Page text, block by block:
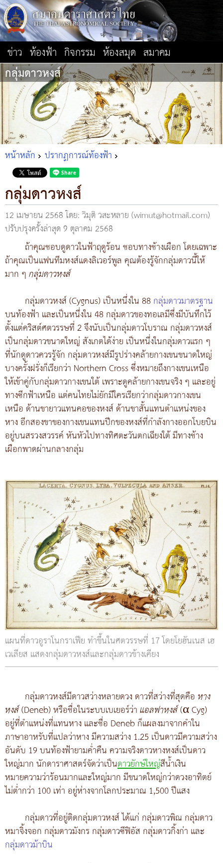
ข่าว ท้องฟ้า กิจกรรม ห้องสมุด สมาคม
กลุ่มดาวหงส์
หน้าหลัก ปรากฏการณ์ท้องฟ้า
กลุ่มดาวหงส์
12 เมษายน 2568โดย: วิมุติ วสะหลาย (wimut@hotmail.com)
ปรับปรุงครั้งล่าสุด 9 ตุลาคม 2568
ถ้าคุณชอบดูดาวในฟ้าฤดูร้อน ชอบทางช้างเผือก โดยเฉพาะ
ถ้าคุณเป็นแฟนทีมหงส์แดงลิเวอร์พูล คุณต้องรู้จักกลุ่มดาวนี้ให้
มาก ๆกลุ่มดาวหงส์
กลุ่มดาวหงส์ (Cygnus) เป็นหนึ่งใน 88กลุ่มดาวมาตรฐาน
บนท้องฟ้า และเป็นหนึ่งใน 48 กลุ่มดาวของทอเลมีซึ่งมีบันทึกไว้
ตั้งแต่คริสต์ศตวรรษที่ 2 จึงนับเป็นกลุ่มดาวโบราณ กลุ่มดาวหงส์
เป็นกลุ่มดาวขนาดใหญ่ สังเกตได้ง่าย เป็นหนึ่งในกลุ่มดาวแรก ๆ
ที่นักดูดาวควรรู้จัก กลุ่มดาวหงส์มีรูปร่างคล้ายกางเขนขนาดใหญ่
บางครั้งฝรั่งก็เรียกว่า Northern Cross ซึ่งหมายถึงกางเขนเหนือ
ให้เข้าคู่กับกลุ่มดาวกางเขนใต้ เพราะดูคล้ายกางเขนจริง ๆ และอยู่
ทางซีกฟ้าเหนือ แต่คนไทยไม่ยักมีใครเรียกว่ากลุ่มดาวกางเขน
เหนือ ด้านขายาวแทนคอของหงส์ ด้านขาสั้นแทนตำแหน่งของ
หาง อีกสองขาของกางเขนแทนปีกของหงส์ที่กำลังกางออกโบยบิน
อยู่บนสรวงสวรรค์ หันหัวไปทางทิศตะวันตกเฉียงใต้ มีทางช้าง
เผือกพาดผ่านกลางกลุ่ม
แผนที่ดาวอูราโนกราเฟีย ทำขึ้นในศตวรรษที่ 17 โดยโยฮันเนส เฮ
เวเลียส แสดงกลุ่มดาวหงส์และกลุ่มดาวข้างเคียง
กลุ่มดาวหงส์มีดาวสว่างหลายดวง ดาวที่สว่างที่สุดคือ หาง
หงส์(Deneb) หรือชื่อในระบบเบเยอร์ว่าแอลฟาหงส์(α Cyg)
อยู่ที่ตำแหน่งที่แทนหาง และชื่อ Deneb ก็แผลงมาจากคำใน
ภาษาอาหรับที่แปลว่าหาง มีความสว่าง 1.25 เป็นดาวมีความสว่าง
อันดับ 19 บนท้องฟ้ายามค่ำคืน ความจริงดาวหางหงส์เป็นดาว
ใหญ่มาก นักดาราศาสตร์จัดว่าเป็นดาวยักษ์ใหญ่สีน้ำเงิน
หมายความว่าร้อนมากและใหญ่มาก มีขนาดใหญ่กว่าดวงอาทิตย์
ไม่ต่ำกว่า 100 เท่า อยู่ห่างจากโลกประมาณ 1,500 ปีแสง
กลุ่มดาวที่อยู่ติดกลุ่มดาวหงส์ ได้แก่ กลุ่มดาวพิณ กลุ่มดาว
หมาจิ้งจอก กลุ่มดาวมังกร กลุ่มดาวซีฟิอัส กลุ่มดาวกิ้งก่า และ
กลุ่มดาวม้าบิน